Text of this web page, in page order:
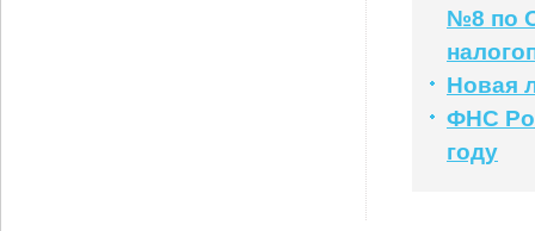
№8 по
Новая
ФНС
году